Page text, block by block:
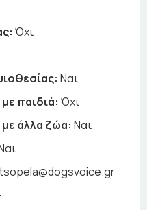
Όχι
Ναι
παιδιά: Όχι
άλλα ζώα: Ναι